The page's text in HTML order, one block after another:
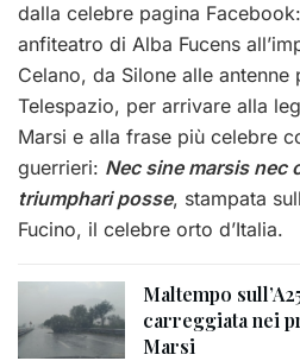
dalla celebre pagina
anfiteatro di Alba Fucens
Celano, da Silone alle antenne
Telespazio, per arrivare alla
Marsi e alla frase più celebre
guerrieri: Nec sine marsis nec
triumphari posse, stampata
Fucino, il celebre orto d’Italia.
Maltempo
carreggiata nei
Marsi